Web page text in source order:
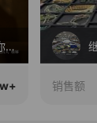
销售额